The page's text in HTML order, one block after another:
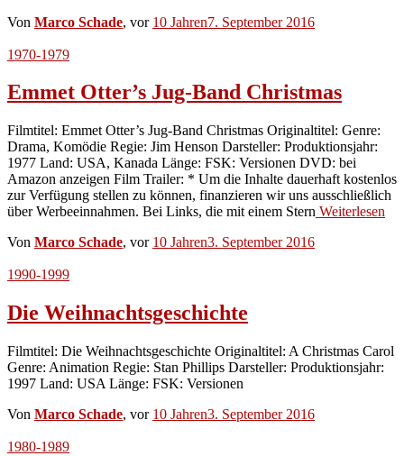
Von Marco Schade, vor 10 Jahren7. September 2016
1970-1979
Emmet Otter’s Jug-Band Christmas
Filmtitel: Emmet Otter’s Jug-Band Christmas Originaltitel: Genre:
Drama, Komödie Regie: Jim Henson Darsteller: Produktionsjahr:
1977 Land: USA, Kanada Länge: FSK: Versionen DVD: bei
Amazon anzeigen Film Trailer: * Um die Inhalte dauerhaft kostenlos
zur Verfügung stellen zu können, finanzieren wir uns ausschließlich
über Werbeeinnahmen. Bei Links, die mit einem Stern Weiterlesen
Von Marco Schade, vor 10 Jahren3. September 2016
1990-1999
Die Weihnachtsgeschichte
Filmtitel: Die Weihnachtsgeschichte Originaltitel: A Christmas Carol
Genre: Animation Regie: Stan Phillips Darsteller: Produktionsjahr:
1997 Land: USA Länge: FSK: Versionen
Von Marco Schade, vor 10 Jahren3. September 2016
1980-1989